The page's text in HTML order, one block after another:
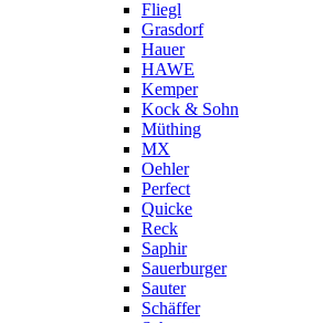
Fliegl
Grasdorf
Hauer
HAWE
Kemper
Kock & Sohn
Müthing
MX
Oehler
Perfect
Quicke
Reck
Saphir
Sauerburger
Sauter
Schäffer